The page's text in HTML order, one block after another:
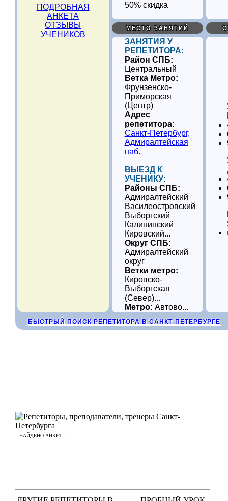
ПОДРОБНАЯ
АНКЕТА
ОТЗЫВЫ
УЧЕНИКОВ
50% скидка
МЕСТО ЗАНЯТИЙ
ЗАНЯТИЯ У
РЕПЕТИТОРА:
Район СПБ:
Центральный
Ветка Метро:
Фрунзенско-
Приморская
(Центр)
Адрес
репетитора:
Санкт-Петербург,
Адмиралтейская
наб.
ВЫЕЗД К
УЧЕНИКУ:
Районы СПБ:
Адмиралтейский
Василеостровский
Выборгский
Калининский
Кировский...
Округ СПБ:
Адмиралтейский
округ
Ветки метро:
Кировско-
Выборгская
(Север)...
Метро: Автово...
БЫСТРЫЙ ПОИСК РЕПЕТИТОРА В САНКТ-ПЕТЕРБУРГЕ
НАЙДЕНО АНКЕТ: